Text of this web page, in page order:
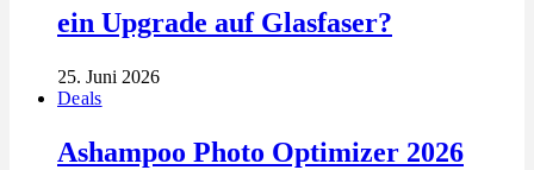
ein Upgrade auf Glasfaser?
25. Juni 2026
Deals
Ashampoo Photo Optimizer 2026